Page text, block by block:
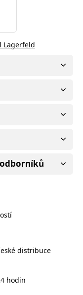
Lagerfeld
distribuce
hodin